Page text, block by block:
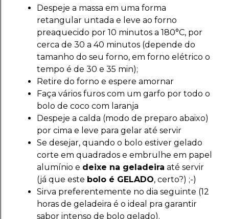
Despeje a massa em uma forma
retangular untada e leve ao forno
preaquecido por 10 minutos a 180°C, por
cerca de 30 a 40 minutos (depende do
tamanho do seu forno, em forno elétrico o
tempo é de 30 e 35 min);
Retire do forno e espere amornar
Faça vários furos com um garfo por todo o
bolo de coco com laranja
Despeje a calda (modo de preparo abaixo)
por cima e leve para gelar até servir
Se desejar, quando o bolo estiver gelado
corte em quadrados e embrulhe em papel
alumínio e deixe na geladeira até servir
(já que este bolo é GELADO, certo?) ;-)
Sirva preferentemente no dia seguinte (12
horas de geladeira é o ideal pra garantir
sabor intenso de bolo gelado).